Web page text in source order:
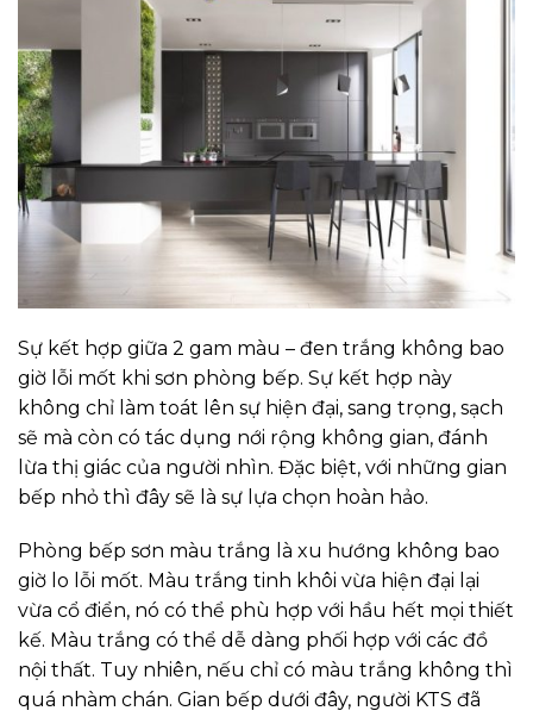
Sự kết hợp giữa 2 gam màu – đen trắng không bao
giờ lỗi mốt khi sơn phòng bếp. Sự kết hợp này
không chỉ làm toát lên sự hiện đại, sang trọng, sạch
sẽ mà còn có tác dụng nới rộng không gian, đánh
lừa thị giác của người nhìn. Đặc biệt, với những gian
bếp nhỏ thì đây sẽ là sự lựa chọn hoàn hảo.
Phòng bếp sơn màu trắng là xu hướng không bao
giờ lo lỗi mốt. Màu trắng tinh khôi vừa hiện đại lại
vừa cổ điển, nó có thể phù hợp với hầu hết mọi thiết
kế. Màu trắng có thể dễ dàng phối hợp với các đồ
nội thất. Tuy nhiên, nếu chỉ có màu trắng không thì
quá nhàm chán. Gian bếp dưới đây, người KTS đã